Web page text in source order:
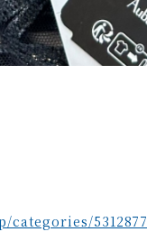
5312877